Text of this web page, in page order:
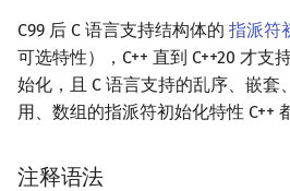
C99 后 C 语言支持结构体的 指派符
可选特性），C++ 直到 C++20 才支
始化，且 C 语言支持的乱序、嵌套
用、数组的指派符初始化特性 C++
注释语法